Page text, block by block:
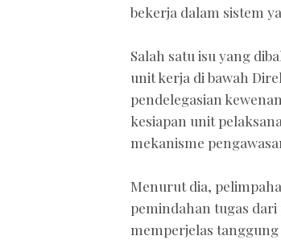
bekerja dalam sistem
Salah satu isu yang
unit kerja di bawah
pendelegasian
kesiapan unit
mekanisme
Menurut dia,
pemindahan tugas dari
memperjelas